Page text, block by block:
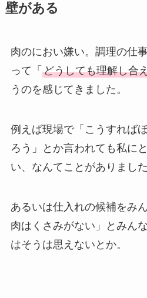
壁がある
肉のにおい嫌い。調理の仕
って「 どうしても理解し合
うのを感じてきました。
例えば現場で「こうすれば
ろう」とか言われても私に
い、なんてことがありました
あるいは仕入れの候補をみ
肉はくさみがない」とみん
はそうは思えないとか。